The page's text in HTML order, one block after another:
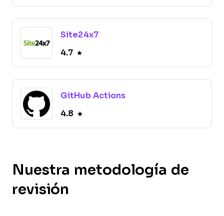
Site24x7
4.7
GitHub Actions
4.8
Nuestra metodología de
revisión